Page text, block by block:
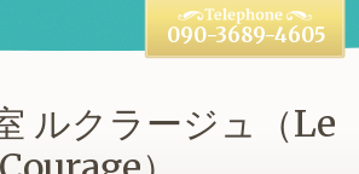
ルクラージュ（Le
090-3689-4605